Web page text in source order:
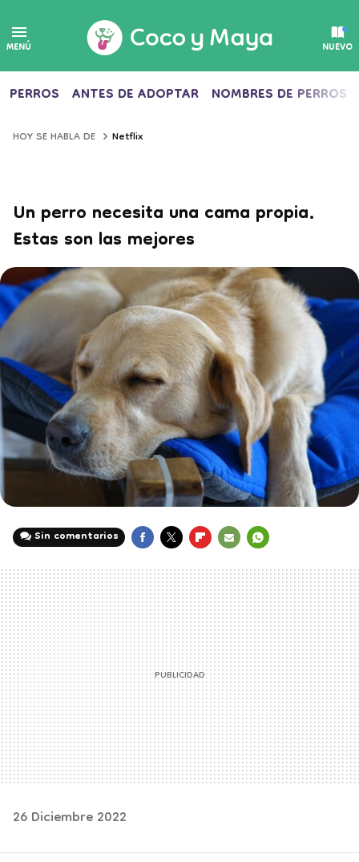
MENÚ NUEVO
PERROS ANTES DE ADOPTAR NOMBRES DE PERROS
HOY SE HABLA DE Netflix
Un perro necesita una cama propia.
Estas son las mejores
Sin comentarios
MAIL
26 Diciembre 2022